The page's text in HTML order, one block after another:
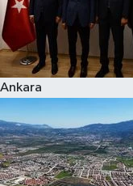
Ankara
Sağlık
Siyaset
Teknoloji
Televizyon
Yaşam-Çevre